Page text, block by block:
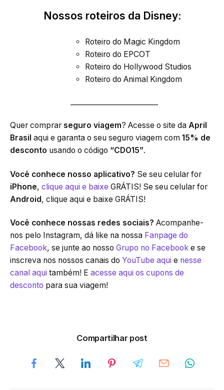
Nossos roteiros da Disney:
Roteiro do Magic Kingdom
Roteiro do EPCOT
Roteiro do Hollywood Studios
Roteiro do Animal Kingdom
Quer comprar seguro viagem? Acesse o site da April
Brasil aqui e garanta o seu seguro viagem com 15% de
desconto usando o código “CDO15”.
Você conhece nosso aplicativo? Se seu celular for
iPhone, clique aqui e baixe GRÁTIS! Se seu celular for
Android, clique aqui e baixe GRÁTIS!
Você conhece nossas redes sociais? Acompanhe-
nos pelo Instagram, dá like na nossa Fanpage do
Facebook, se junte ao nosso Grupo no Facebook e se
inscreva nos nossos canais do YouTube aqui e nesse
canal aqui também! E acesse aqui os cupons de
desconto para sua viagem!
Compartilhar post